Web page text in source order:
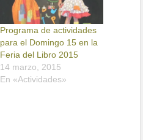
Programa de actividades
para el Domingo 15 en la
Feria del Libro 2015
14 marzo, 2015
En «Actividades»